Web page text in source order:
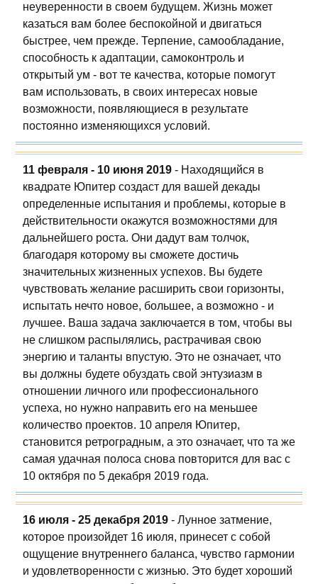
неуверенности в своем будущем. Жизнь может
казаться вам более беспокойной и двигаться
быстрее, чем прежде. Терпение, самообладание,
способность к адаптации, самоконтроль и
открытый ум - вот те качества, которые помогут
вам использовать, в своих интересах новые
возможности, появляющиеся в результате
постоянно изменяющихся условий.
11 февраля - 10 июня 2019 - Находящийся в
квадрате Юпитер создаст для вашей декады
определенные испытания и проблемы, которые в
действительности окажутся возможностями для
дальнейшего роста. Они дадут вам толчок,
благодаря которому вы сможете достичь
значительных жизненных успехов. Вы будете
чувствовать желание расширить свои горизонты,
испытать нечто новое, большее, а возможно - и
лучшее. Ваша задача заключается в том, чтобы вы
не слишком распылялись, растрачивая свою
энергию и таланты впустую. Это не означает, что
вы должны будете обуздать свой энтузиазм в
отношении личного или профессионального
успеха, но нужно направить его на меньшее
количество проектов. 10 апреля Юпитер,
становится ретроградным, а это означает, что та же
самая удачная полоса снова повторится для вас с
10 октября по 5 декабря 2019 года.
16 июля - 25 декабря 2019 - Лунное затмение,
которое произойдет 16 июля, принесет с собой
ощущение внутреннего баланса, чувство гармонии
и удовлетворенности с жизнью. Это будет хороший